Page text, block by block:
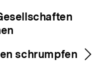
schrumpfen